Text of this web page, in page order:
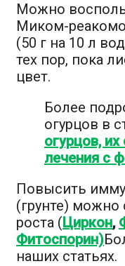
Можно
Миком-
(50 г на 10 л
тех пор, пока
цвет.
Более
огурцов в
огурцов,
лечения с
Повысить
(грунте)
роста ( Циркон,
Фитоспорин)
наших статьях.